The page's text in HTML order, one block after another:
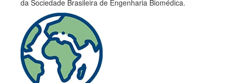
da Sociedade Brasileira de Engenharia Biomédica.